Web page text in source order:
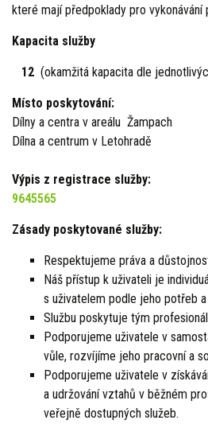
které mají předpoklady pro vykonávání
Kapacita služby
12 (okamžitá kapacita dle
Místo poskytování:
Dílny a centra v areálu Žampach
Dílna a centrum v Letohradě
Výpis z registrace služby:
9645565
Zásady poskytované služby:
Respektujeme práva a
Náš přístup k uživateli je
s uživatelem podle jeho potřeb
Službu poskytuje tým
Podporujeme uživatele v
vůle, rozvíjíme jeho pracovní a
Podporujeme uživatele v
a udržování vztahů v běžném
veřejně dostupných služeb.